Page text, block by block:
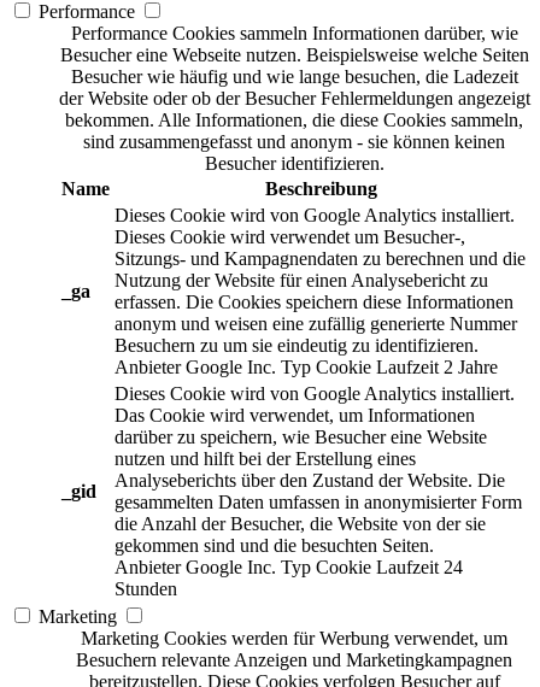
Performance
Performance Cookies sammeln Informationen darüber, wie
Besucher eine Webseite nutzen. Beispielsweise welche Seiten
Besucher wie häufig und wie lange besuchen, die Ladezeit
der Website oder ob der Besucher Fehlermeldungen angezeigt
bekommen. Alle Informationen, die diese Cookies sammeln,
sind zusammengefasst und anonym - sie können keinen
Besucher identifizieren.
Name
Beschreibung
_ga
Dieses Cookie wird von Google Analytics installiert.
Dieses Cookie wird verwendet um Besucher-,
Sitzungs- und Kampagnendaten zu berechnen und die
Nutzung der Website für einen Analysebericht zu
erfassen. Die Cookies speichern diese Informationen
anonym und weisen eine zufällig generierte Nummer
Besuchern zu um sie eindeutig zu identifizieren.
Anbieter Google Inc. Typ Cookie Laufzeit 2 Jahre
_gid
Dieses Cookie wird von Google Analytics installiert.
Das Cookie wird verwendet, um Informationen
darüber zu speichern, wie Besucher eine Website
nutzen und hilft bei der Erstellung eines
Analyseberichts über den Zustand der Website. Die
gesammelten Daten umfassen in anonymisierter Form
die Anzahl der Besucher, die Website von der sie
gekommen sind und die besuchten Seiten.
Anbieter Google Inc. Typ Cookie Laufzeit 24
Stunden
Marketing
Marketing Cookies werden für Werbung verwendet, um
Besuchern relevante Anzeigen und Marketingkampagnen
bereitzustellen. Diese Cookies verfolgen Besucher auf